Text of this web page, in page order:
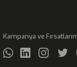
Kampanya ve